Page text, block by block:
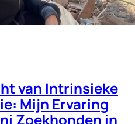
van Intrinsieke
Mijn Ervaring
Zoekhonden in